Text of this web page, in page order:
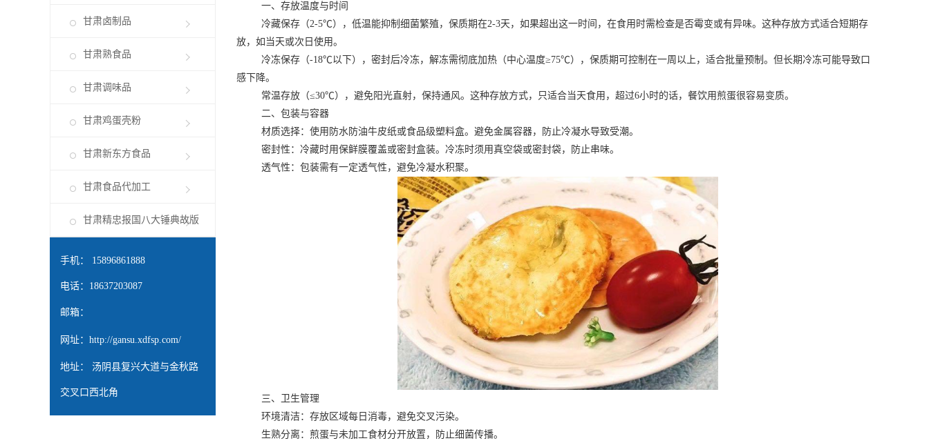
甘肃卤制品
甘肃熟食品
甘肃调味品
甘肃鸡蛋壳粉
甘肃新东方食品
甘肃食品代加工
甘肃精忠报国八大锤典故版
手机： 15896861888
电话：18637203087
邮箱：
网址： http://gansu.xdfsp.com/
地址： 汤阴县复兴大道与金秋路
交叉口西北角
一、存放温度与时间
冷藏保存（2-5℃），低温能抑制细菌繁殖，保质期在2-3天，如果超出这一时间，在食用时需检查是否霉变或有异味。这种存放方式适合短期存
放，如当天或次日使用。
冷冻保存（-18℃以下），密封后冷冻，解冻需彻底加热（中心温度≥75℃），保质期可控制在一周以上，适合批量预制。但长期冷冻可能导致口
感下降。
常温存放（≤30℃），避免阳光直射，保持通风。这种存放方式，只适合当天食用，超过6小时的话，餐饮用煎蛋很容易变质。
二、包装与容器
材质选择：使用防水防油牛皮纸或食品级塑料盒。避免金属容器，防止冷凝水导致受潮。
密封性：冷藏时用保鲜膜覆盖或密封盒装。冷冻时须用真空袋或密封袋，防止串味。
透气性：包装需有一定透气性，避免冷凝水积聚。
三、卫生管理
环境清洁：存放区域每日消毒，避免交叉污染。
生熟分离：煎蛋与未加工食材分开放置，防止细菌传播。